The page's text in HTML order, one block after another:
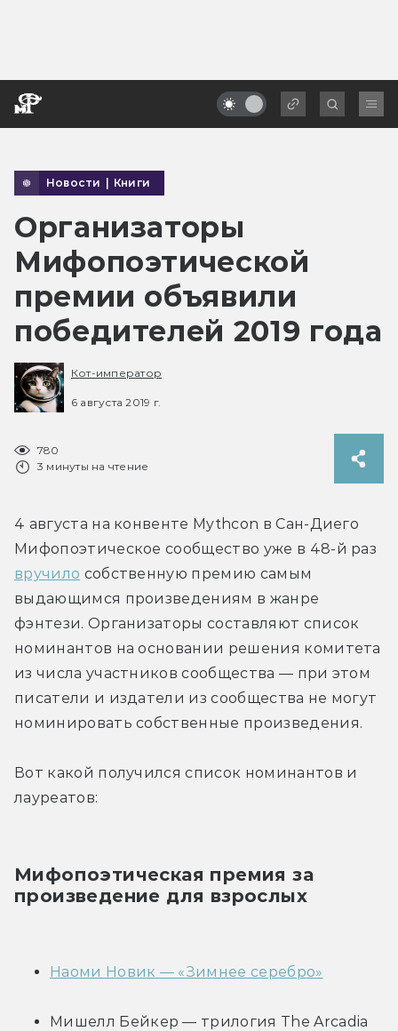
Новости | Книги
Организаторы
Мифопоэтической
премии объявили
победителей 2019 года
Кот-император
6 августа 2019 г.
780
3 минуты на чтение
4 августа на конвенте Mythcon в Сан-Диего
вручило собственную премию самым
выдающимся произведениям в жанре
фэнтези. Организаторы составляют список
номинантов на основании решения комитета
из числа участников сообщества — при этом
писатели и издатели из сообщества не могут
номинировать собственные произведения.
Вот какой получился список номинантов и
лауреатов:
Мифопоэтическая премия за
произведение для взрослых
Наоми Новик — «Зимнее серебро»
Мишелл Бейкер — трилогия The Arcadia